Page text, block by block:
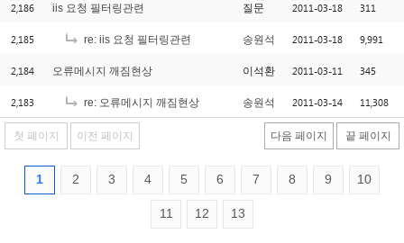
2,186 iis 요청 필터링관련 질문 2011-03-18 311
2,185 re: iis 요청 필터링관련 송원석 2011-03-18 9,991
2,184 오류메시지 깨짐현상 이석환 2011-03-11 345
2,183 re: 오류메시지 깨짐현상 송원석 2011-03-14 11,308
첫 페이지 이전 페이지 다음 페이지 끝 페이지
1 2 3 4 5 6 7 8 9 10
11 12 13